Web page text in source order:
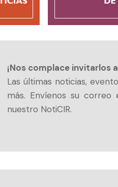
¡Nos complace invitarlos
Las últimas noticias,
más. Envíenos su
nuestro NotiCIR.